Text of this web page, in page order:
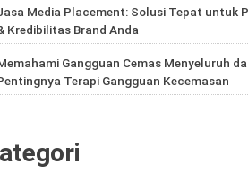
Media Placement: Solusi Tepat untuk
Kredibilitas Brand Anda
Gangguan Cemas Menyeluruh
Terapi Gangguan Kecemasan